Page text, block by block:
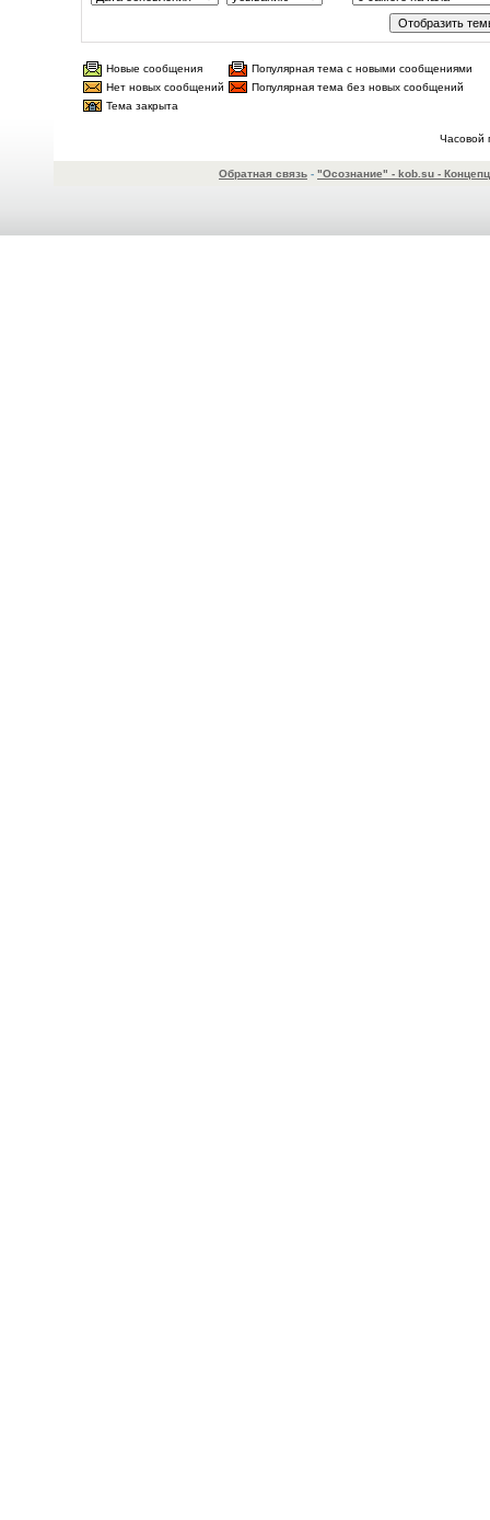
Новые сообщения
Популярная тема с новыми сообщениями
Нет новых сообщений
Популярная тема без новых сообщений
Тема закрыта
Часовой
Обратная связь - "Осознание" - kob.su -